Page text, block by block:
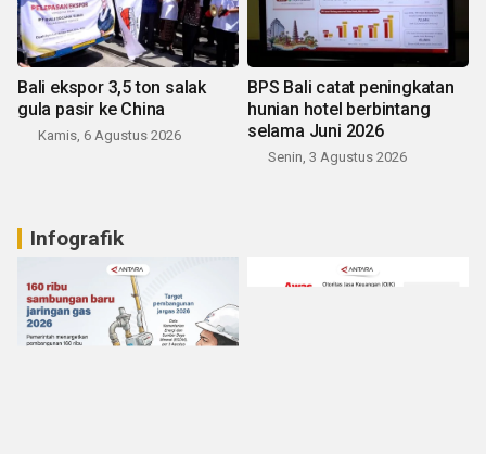
Bali ekspor 3,5 ton salak
gula pasir ke China
Kamis, 6 Agustus 2026
BPS Bali catat peningkatan
hunian hotel berbintang
selama Juni 2026
Senin, 3 Agustus 2026
Infografik